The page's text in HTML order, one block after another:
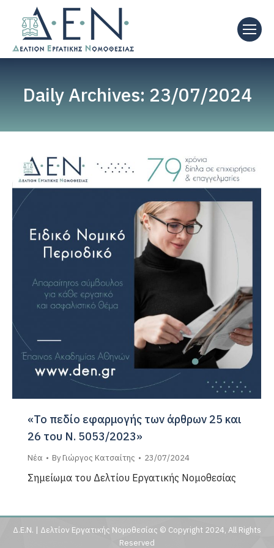
Daily Archives: 23/07/2024
«Το πεδίο εφαρμογής των άρθρων 25 και
26 του Ν. 5053/2023»
Νέα By Γιώργος Κατσαίτης 23/07/2024
Σημείωμα του Δελτίου Εργατικής Νομοθεσίας
Δ.Ε.Ν. | Δελτίον Εργατικής Νομοθεσίας © Copyright 2024, All Rights
Reserved